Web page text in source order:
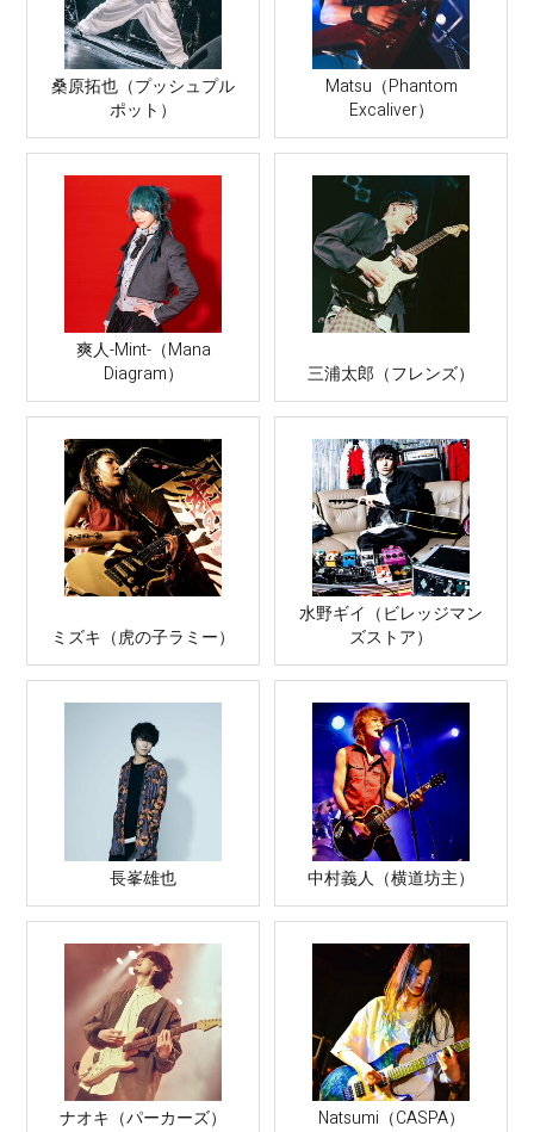
桑原拓也（プッシュプル
ポット）
Matsu（Phantom
Excaliver）
爽人-Mint-（Mana
Diagram）
三浦太郎（フレンズ）
ミズキ（虎の子ラミー）
水野ギイ（ビレッジマン
ズストア）
長峯雄也 中村義人（横道坊主）
ナオキ（パーカーズ） Natsumi（CASPA）